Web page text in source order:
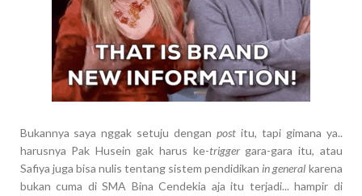
Bukannya saya nggak setuju dengan post itu, tapi gimana ya..
harusnya Pak Husein gak harus ke-trigger gara-gara itu, atau
Safiya juga bisa nulis tentang sistem pendidikan in general karena
bukan cuma di SMA Bina Cendekia aja itu terjadi... hampir di